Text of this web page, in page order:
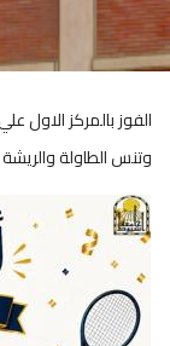
الفوز بالمركز
وتنس الطاولة